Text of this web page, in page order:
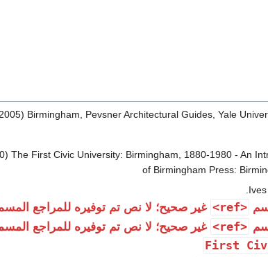
Birmingham, Pevsner Architectural Guides, Yale
The First Civic University: Birmingham, 1880-1980 - An
of Birmingham Press:
<ref> غير صحيح؛ لا نص تم توفيره للمراجع
<ref> غير صحيح؛ لا نص تم توفيره للمراجع
First